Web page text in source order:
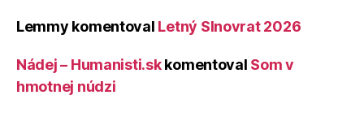
Lemmy komentoval Letný Slnovrat 2026
Nádej – Humanisti.skkomentoval Som v
hmotnej núdzi